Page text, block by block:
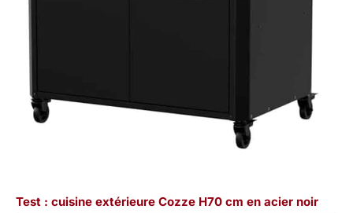
Test : cuisine extérieure Cozze H70 cm en acier noir